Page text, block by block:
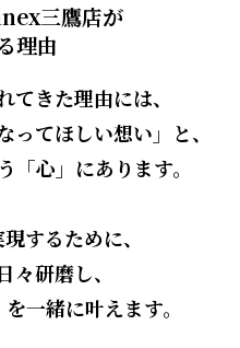
三鷹店が
理由
きた理由には、
てほしい想い」と、
「心」にあります。
するために、
々研磨し、
一緒に叶えます。